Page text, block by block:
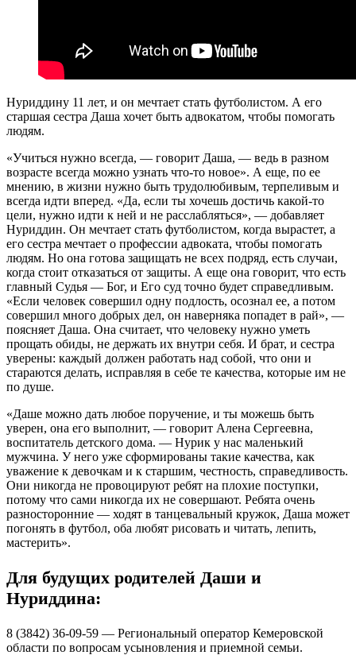
Нуриддину 11 лет, и он мечтает стать футболистом. А его
старшая сестра Даша хочет быть адвокатом, чтобы помогать
людям.
«Учиться нужно всегда, — говорит Даша, — ведь в разном
возрасте всегда можно узнать что-то новое». А еще, по ее
мнению, в жизни нужно быть трудолюбивым, терпеливым и
всегда идти вперед. «Да, если ты хочешь достичь какой-то
цели, нужно идти к ней и не расслабляться», — добавляет
Нуриддин. Он мечтает стать футболистом, когда вырастет, а
его сестра мечтает о профессии адвоката, чтобы помогать
людям. Но она готова защищать не всех подряд, есть случаи,
когда стоит отказаться от защиты. А еще она говорит, что есть
главный Судья — Бог, и Его суд точно будет справедливым.
«Если человек совершил одну подлость, осознал ее, а потом
совершил много добрых дел, он наверняка попадет в рай», —
поясняет Даша. Она считает, что человеку нужно уметь
прощать обиды, не держать их внутри себя. И брат, и сестра
уверены: каждый должен работать над собой, что они и
стараются делать, исправляя в себе те качества, которые им не
по душе.
«Даше можно дать любое поручение, и ты можешь быть
уверен, она его выполнит, — говорит Алена Сергеевна,
воспитатель детского дома. — Нурик у нас маленький
мужчина. У него уже сформированы такие качества, как
уважение к девочкам и к старшим, честность, справедливость.
Они никогда не провоцируют ребят на плохие поступки,
потому что сами никогда их не совершают. Ребята очень
разносторонние — ходят в танцевальный кружок, Даша может
погонять в футбол, оба любят рисовать и читать, лепить,
мастерить».
Для будущих родителей Даши и
Нуриддина:
8 (3842) 36-09-59 — Региональный оператор Кемеровской
области по вопросам усыновления и приемной семьи.